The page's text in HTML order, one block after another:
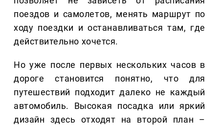
поездов и самолетов, менять маршрут по
ходу поездки и останавливаться там, где
действительно хочется.
Но уже после первых нескольких часов в
дороге становится понятно, что для
путешествий подходит далеко не каждый
автомобиль. Высокая посадка или яркий
дизайн здесь отходят на второй план –